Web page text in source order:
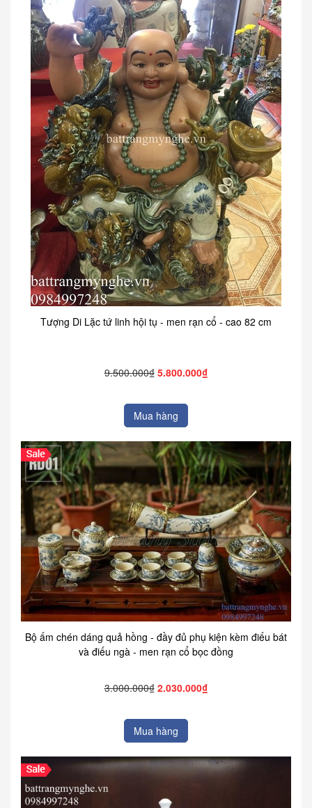
Tượng Di Lặc tứ linh hội tụ - men rạn cổ - cao 82 cm
9.500.000₫ 5.800.000₫
Mua hàng
Bộ ấm chén dáng quả hồng - đầy đủ phụ kiện kèm điếu bát
và điếu ngà - men rạn cổ bọc đồng
3.000.000₫ 2.030.000₫
Mua hàng